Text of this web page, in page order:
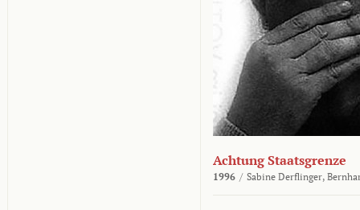
Achtung Staatsgrenze
1996 / Sabine Derflinger,